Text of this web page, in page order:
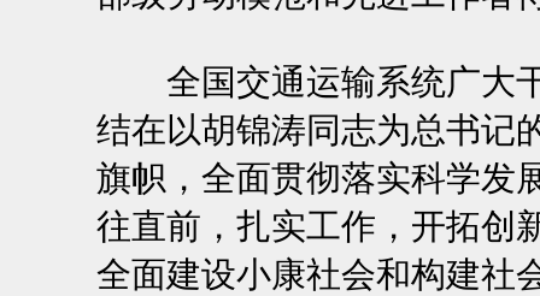
全国交通运输系统广大干
结在以胡锦涛同志为总书记
旗帜，全面贯彻落实科学发
往直前，扎实工作，开拓创
全面建设小康社会和构建社